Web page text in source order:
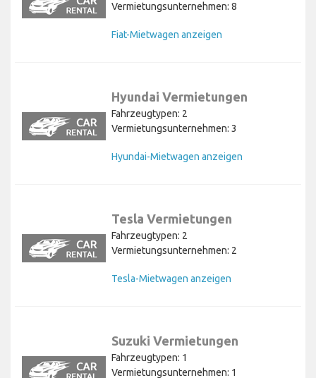
Vermietungsunternehmen: 8
Fiat-Mietwagen anzeigen
Hyundai Vermietungen
Fahrzeugtypen: 2
Vermietungsunternehmen: 3
Hyundai-Mietwagen anzeigen
Tesla Vermietungen
Fahrzeugtypen: 2
Vermietungsunternehmen: 2
Tesla-Mietwagen anzeigen
Suzuki Vermietungen
Fahrzeugtypen: 1
Vermietungsunternehmen: 1